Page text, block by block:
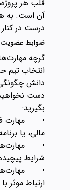
قلب هر
آن است. به
درست در
ضوابط عضویت
گرچه
انتخاب تیم
دانش چگونگی
دست نخواهید
بگیرید:
•
مهارت
مالی، یا
•
شرایط
•
ارتباط موثر